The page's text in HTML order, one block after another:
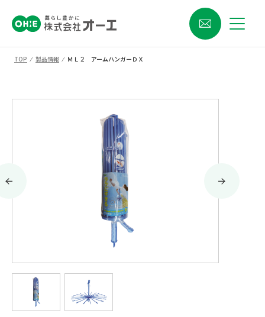
TOP ⁄ 製品情報 ⁄ ＭＬ２ アームハンガーＤＸ